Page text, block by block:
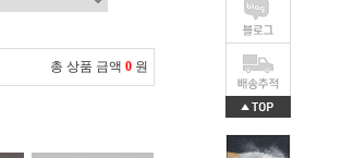
총 상품 금액 0 원